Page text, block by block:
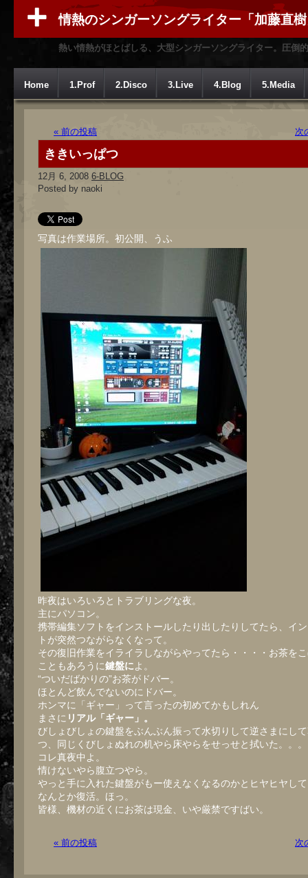
情熱のシンガーソングライター「加藤直
熱い情熱がほとばしる、大型シンガーソングライター。圧倒
Home 1.Prof 2.Disco 3.Live 4.Blog 5.Media
« 前の投稿 次
ききいっぱつ
12月 6, 2008 6-BLOG
Posted by naoki
写真は作業場所。初公開、うふ
昨夜はいろいろとトラブリングな夜。
主にパソコン。
携帯編集ソフトをインストールしたり出したりしてたら、イ
トが突然つながらなくなって。
その復旧作業をイライラしながらやってたら・・・・お茶を
こともあろうに鍵盤によ。
“ついだばかりの”お茶がドバー。
ほとんど飲んでないのにドバー。
ホンマに「ギャー」って言ったの初めてかもしれん
まさに リアル「ギャー」。
びしょびしょの鍵盤をぶんぶん振って水切りして逆さまにし
つ、同じくびしょぬれの机やら床やらをせっせと拭いた。。。
コレ真夜中よ。
情けないやら腹立つやら。
やっと手に入れた鍵盤がもー使えなくなるのかとヒヤヒヤし
なんとか復活。ほっ。
皆様、機材の近くにお茶は現金、いや厳禁ですばい。
« 前の投稿 次